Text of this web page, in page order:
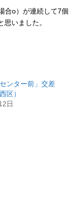
合o）が連続して7個
いました。
センター前」交差
区）
日